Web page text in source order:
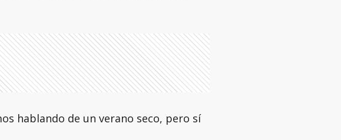
hablando de un verano seco, pero sí